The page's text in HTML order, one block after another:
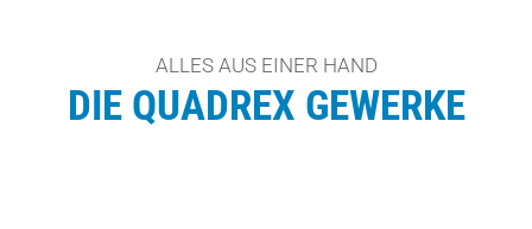
ALLES AUS EINER HAND
DIE QUADREX GEWERKE